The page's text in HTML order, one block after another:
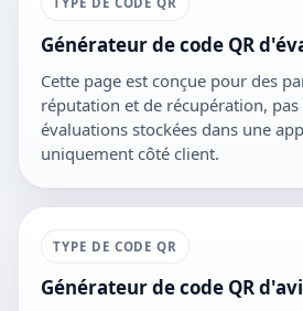
Générateur de code QR
Cette page est conçue pour des
réputation et de récupération,
évaluations stockées dans une
uniquement côté client.
TYPE DE CODE QR
Générateur de code QR